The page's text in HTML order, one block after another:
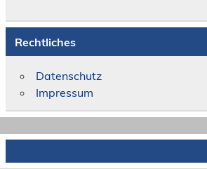
Rechtliches
Datenschutz
Impressum